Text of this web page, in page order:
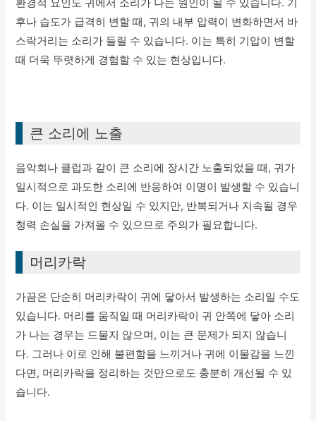
환경적 요인도 귀에서 소리가 나는 원인이 될 수 있습니다. 기
후나 습도가 급격히 변할 때, 귀의 내부 압력이 변화하면서 바
스락거리는 소리가 들릴 수 있습니다. 이는 특히 기압이 변할
때 더욱 뚜렷하게 경험할 수 있는 현상입니다.
큰 소리에 노출
음악회나 클럽과 같이 큰 소리에 장시간 노출되었을 때, 귀가
일시적으로 과도한 소리에 반응하여 이명이 발생할 수 있습니
다. 이는 일시적인 현상일 수 있지만, 반복되거나 지속될 경우
청력 손실을 가져올 수 있으므로 주의가 필요합니다.
머리카락
가끔은 단순히 머리카락이 귀에 닿아서 발생하는 소리일 수도
있습니다. 머리를 움직일 때 머리카락이 귀 안쪽에 닿아 소리
가 나는 경우는 드물지 않으며, 이는 큰 문제가 되지 않습니
다. 그러나 이로 인해 불편함을 느끼거나 귀에 이물감을 느낀
다면, 머리카락을 정리하는 것만으로도 충분히 개선될 수 있
습니다.